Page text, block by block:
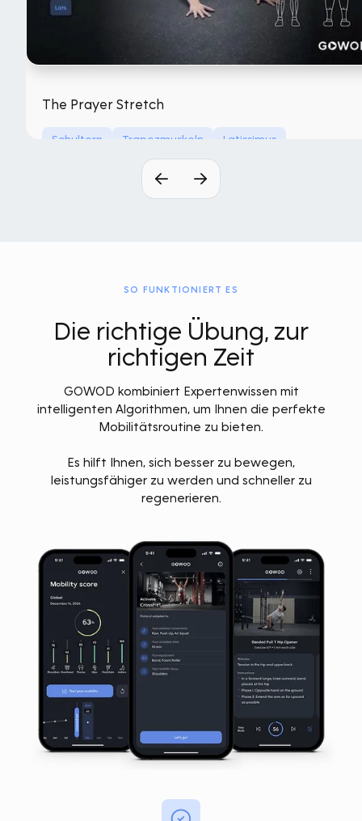
The Prayer Stretch
Schultern Trapezmuskeln
Latissimus
Ohne Ausrüstung
SO FUNKTIONIERT ES
Die richtige Übung, zur
richtigen Zeit
GOWOD kombiniert Expertenwissen mit
intelligenten Algorithmen, um Ihnen die perfekte
Mobilitätsroutine zu bieten.
Es hilft Ihnen, sich besser zu bewegen,
leistungsfähiger zu werden und schneller zu
regenerieren.